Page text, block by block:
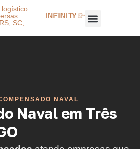
SC,
NAVAL
Naval em Três